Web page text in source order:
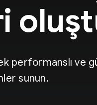
performanslı ve
sunun.